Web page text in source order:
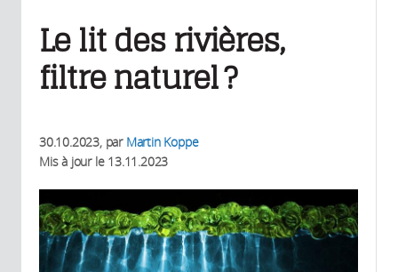
Le lit des rivières,
filtre naturel ?
30.10.2023, par Martin Koppe
Mis à jour le 13.11.2023